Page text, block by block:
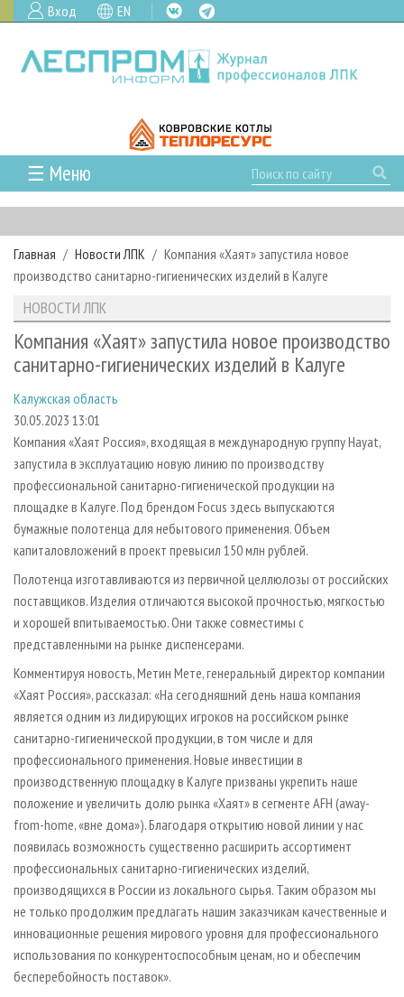
Вход EN
☰ Меню
ГЛАВНАЯ
РУБРИКИ И ТЕМЫ
РУБРИКИ ЖУРНАЛА
ЛЕСОЗАГОТОВКА
ЛЕСОПИЛЕНИЕ
СУШКА ДРЕВЕСИНЫ
ПРОИЗВОДСТВО ДРЕВЕСНЫХ ПЛИТ
ДЕРЕВЯННОЕ ДОМОСТРОЕНИЕ
ПРОИЗВОДСТВО МЕБЕЛИ
БИОЭНЕРГЕТИКА
ИНСТРУМЕНТ И МАТЕРИАЛЫ
НОВОСТИ
НОВОСТИ ЛПК
НОВОСТИ ЖУРНАЛА
ПРОЕКТЫ ЛПИ
АНАЛИТИКА
ПРЕДПРИЯТИЯ ЛПК
ПЕРСОНЫ
МОБИЛЬНЫЕ ВЫСТАВКИ
ОФИЦИАЛЬНЫЕ ДЕЛЕГАЦИИ
ПРИОРИТЕТНЫЕ ИНВЕСТПРОЕКТЫ
RUSSIAN FORESTRY REVIEW
БИБЛИОТЕКА СПЕЦИАЛИСТА
АРХИВ ЖУРНАЛОВ
СТАТЬИ
О ЖУРНАЛЕ
ПОДПИСКА
КОНТАКТЫ
РЕКЛАМОДАТЕЛЯМ
РЕКЛАМА
РЕКЛАМА НА САЙТЕ
Главная Новости ЛПК
Компания «Хаят» запустила новое
производство санитарно-гигиенических изделий в Калуге
НОВОСТИ ЛПК
Компания «Хаят» запустила новое производство
санитарно-гигиенических изделий в Калуге
Калужская область
30.05.2023 13:01
Компания «Хаят Россия», входящая в международную группу Hayat,
запустила в эксплуатацию новую линию по производству
профессиональной санитарно-гигиенической продукции на
площадке в Калуге. Под брендом Focus здесь выпускаются
бумажные полотенца для небытового применения. Объем
капиталовложений в проект превысил 150 млн рублей.
Полотенца изготавливаются из первичной целлюлозы от российских
поставщиков. Изделия отличаются высокой прочностью, мягкостью
и хорошей впитываемостью. Они также совместимы с
представленными на рынке диспенсерами.
Комментируя новость, Метин Мете, генеральный директор компании
«Хаят Россия», рассказал: «На сегодняшний день наша компания
является одним из лидирующих игроков на российском рынке
санитарно-гигиенической продукции, в том числе и для
профессионального применения. Новые инвестиции в
производственную площадку в Калуге призваны укрепить наше
положение и увеличить долю рынка «Хаят» в сегменте AFH (away-
from-home, «вне дома»). Благодаря открытию новой линии у нас
появилась возможность существенно расширить ассортимент
профессиональных санитарно-гигиенических изделий,
производящихся в России из локального сырья. Таким образом мы
не только продолжим предлагать нашим заказчикам качественные и
инновационные решения мирового уровня для профессионального
использования по конкурентоспособным ценам, но и обеспечим
бесперебойность поставок».